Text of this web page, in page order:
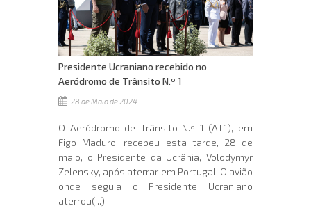
Presidente Ucraniano recebido no
Aeródromo de Trânsito N.º 1
28 de Maio de 2024
O Aeródromo de Trânsito N.º 1 (AT1), em
Figo Maduro, recebeu esta tarde, 28 de
maio, o Presidente da Ucrânia, Volodymyr
Zelensky, após aterrar em Portugal. O avião
onde seguia o Presidente Ucraniano
aterrou(...)